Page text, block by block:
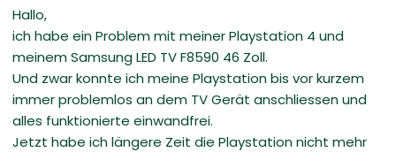
Hallo,
ich habe ein Problem mit meiner Playstation 4 und
meinem Samsung LED TV F8590 46 Zoll.
Und zwar konnte ich meine Playstation bis vor kurzem
immer problemlos an dem TV Gerät anschliessen und
alles funktionierte einwandfrei.
Jetzt habe ich längere Zeit die Playstation nicht mehr